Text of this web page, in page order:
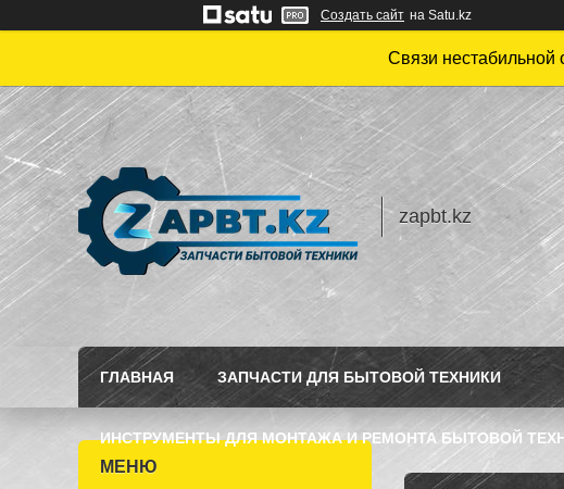
Создать сайт на Satu.kz
Связи нестабильной
zapbt.kz
ГЛАВНАЯ ЗАПЧАСТИ ДЛЯ БЫТОВОЙ ТЕХНИКИ
ИНСТРУМЕНТЫ ДЛЯ МОНТАЖА И РЕМОНТА БЫТОВОЙ